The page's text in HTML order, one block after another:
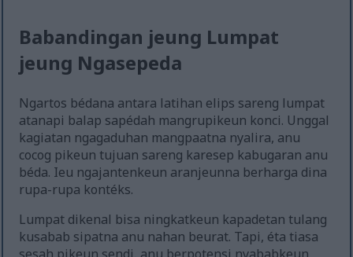
Babandingan jeung Lumpat
jeung Ngasepeda
Ngartos bédana antara latihan elips sareng lumpat
atanapi balap sapédah mangrupikeun konci. Unggal
kagiatan ngagaduhan mangpaatna nyalira, anu
cocog pikeun tujuan sareng karesep kabugaran anu
béda. Ieu ngajantenkeun aranjeunna berharga dina
rupa-rupa kontéks.
Lumpat dikenal bisa ningkatkeun kapadetan tulang
kusabab sipatna anu nahan beurat. Tapi, éta tiasa